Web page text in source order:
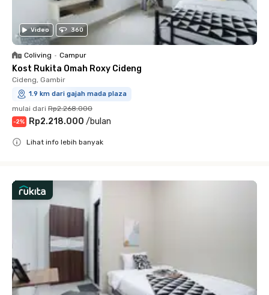
Video 360
Coliving • Campur
Kost Rukita Omah Roxy Cideng
Cideng, Gambir
1.9 km dari gajah mada plaza
mulai dari Rp2.268.000
-2% Rp2.218.000 /bulan
Lihat info lebih banyak